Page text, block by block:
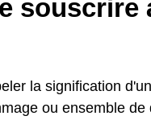
souscrire
la signification
ou ensemble